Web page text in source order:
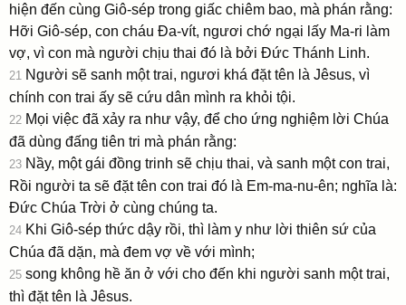
hiện đến cùng Giô-sép trong giấc chiêm bao, mà phán rằng:
Hỡi Giô-sép, con cháu Ða-vít, ngươi chớ ngại lấy Ma-ri làm
vợ, vì con mà người chịu thai đó là bởi Ðức Thánh Linh.
21 Người sẽ sanh một trai, ngươi khá đặt tên là Jêsus, vì
chính con trai ấy sẽ cứu dân mình ra khỏi tội.
22 Mọi việc đã xảy ra như vậy, để cho ứng nghiệm lời Chúa
đã dùng đấng tiên tri mà phán rằng:
23 Nầy, một gái đồng trinh sẽ chịu thai, và sanh một con trai,
Rồi người ta sẽ đặt tên con trai đó là Em-ma-nu-ên; nghĩa là:
Ðức Chúa Trời ở cùng chúng ta.
24 Khi Giô-sép thức dậy rồi, thì làm y như lời thiên sứ của
Chúa đã dặn, mà đem vợ về với mình;
25 song không hề ăn ở với cho đến khi người sanh một trai,
thì đặt tên là Jêsus.